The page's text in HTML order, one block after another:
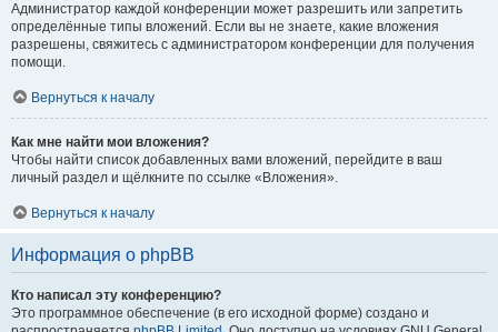
Администратор каждой конференции может разрешить или запретить
определённые типы вложений. Если вы не знаете, какие вложения
разрешены, свяжитесь с администратором конференции для получения
помощи.
Вернуться к началу
Как мне найти мои вложения?
Чтобы найти список добавленных вами вложений, перейдите в ваш
личный раздел и щёлкните по ссылке «Вложения».
Вернуться к началу
Информация о phpBB
Кто написал эту конференцию?
Это программное обеспечение (в его исходной форме) создано и